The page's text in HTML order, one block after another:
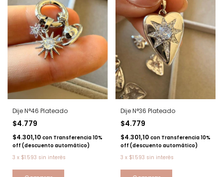
Dije N°46 Plateado
$4.779
$4.301,10 con Transferencia 10%
off (descuento automático)
3 x $1.593 sin interés
Dije N°36 Plateado
$4.779
$4.301,10 con Transferencia 10%
off (descuento automático)
3 x $1.593 sin interés